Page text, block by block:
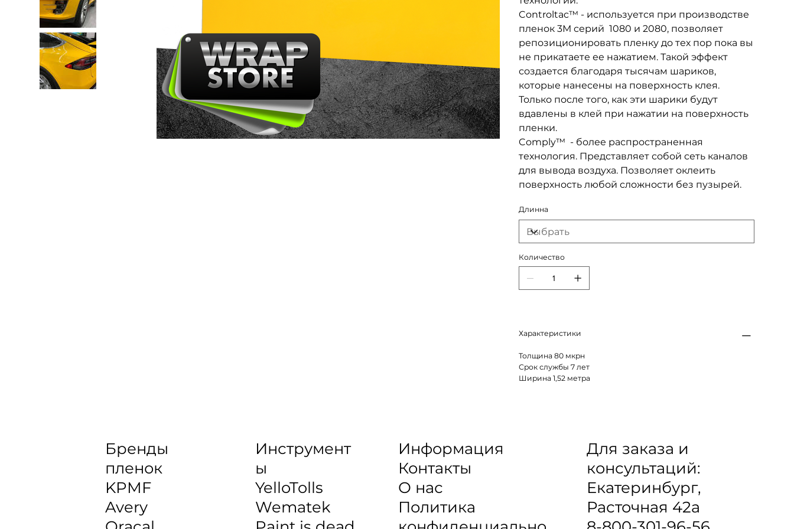
Controltac™ - используется при производстве
пленок 3М серий 1080 и 2080, позволяет
репозиционировать пленку до тех пор пока вы
не прикатаете ее нажатием. Такой эффект
создается благодаря тысячам шариков,
которые нанесены на поверхность клея.
Только после того, как эти шарики будут
вдавлены в клей при нажатии на поверхность
пленки.
Comply™ - более распространенная
технология. Представляет собой сеть каналов
для вывода воздуха. Позволяет оклеить
поверхность любой сложности без пузырей.
Длинна
Количество
Характеристики
Толщина 80 мкрн
Срок службы 7 лет
Ширина 1,52 метра
Бренды
пленок
KPMF
Avery
Инструмент
ы
YelloTolls
Wematek
Информация
Контакты
О нас
Политика
Для заказа и
консультаций:
Екатеринбург,
Расточная 42а